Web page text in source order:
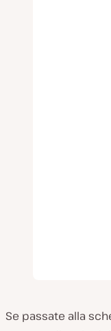
Se passate alla